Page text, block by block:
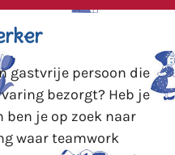
gastvrije persoon die
bezorgt? Heb je
je op zoek naar
waar teamwork